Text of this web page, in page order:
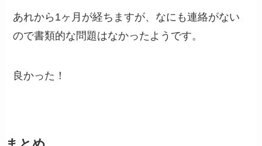
あれから1ヶ月が経ちますが、なにも連絡がない
ので書類的な問題はなかったようです。
良かった！